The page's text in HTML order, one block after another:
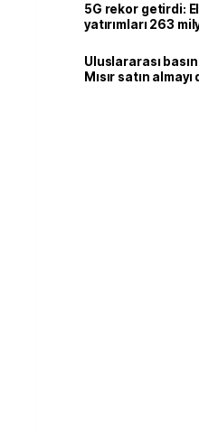
5G rekor getirdi:
yatırımları 263
Uluslararası
Mısır satın